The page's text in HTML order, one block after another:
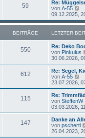
B
e
i
t
a
g
59
Re:
von A-55
e
u
e
s
r
B
e
i
t
a
g
09.12.2025,
BEITRÄGE LETZTER
550
Re: Deko
von Pinkulus
30.06.2026,
612
Re: Segel,
von A-55
e
u
e
s
t
r
B
e
i
23.07.2026,
115
Re:
von SteffenW
03.03.2026,
147
Danke an
von pschertl
26.04.2023,